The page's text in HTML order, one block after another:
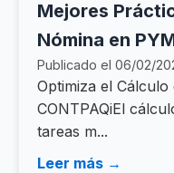
Mejores
Nómina en
Publicado el 06/02/
Optimiza el
CONTPAQiEl
tareas m...
Leer más →